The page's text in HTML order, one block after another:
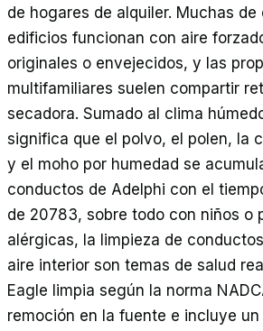
de hogares de alquiler. Muchas
edificios funcionan con aire
originales o envejecidos, y las
multifamiliares suelen compartir
secadora. Sumado al clima
significa que el polvo, el polen, la
y el moho por humedad se
conductos de Adelphi con el
de 20783, sobre todo con niños o
alérgicas, la limpieza de
aire interior son temas de salud
Eagle limpia según la norma
remoción en la fuente e incluye